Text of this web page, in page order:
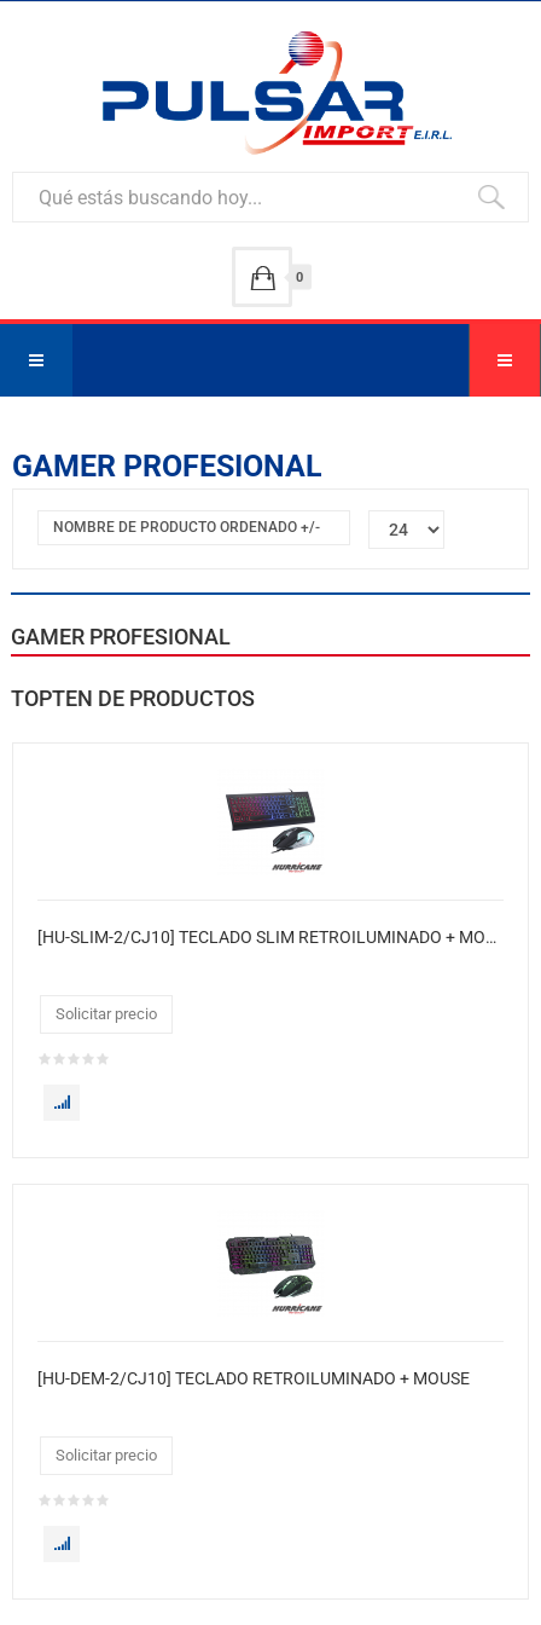
0
GAMER PROFESIONAL
NOMBRE DE PRODUCTO ORDENADO +/-
GAMER PROFESIONAL
TOPTEN DE PRODUCTOS
[HU-SLIM-2/CJ10] TECLADO SLIM RETROILUMINADO + MOUSE
Solicitar precio
[HU-DEM-2/CJ10] TECLADO RETROILUMINADO + MOUSE
Solicitar precio